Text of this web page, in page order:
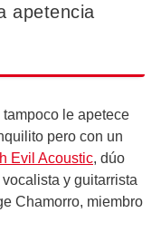
apetencia
le apetece
pero con un
Evil Acoustic, dúo
y guitarrista
Chamorro, miembro